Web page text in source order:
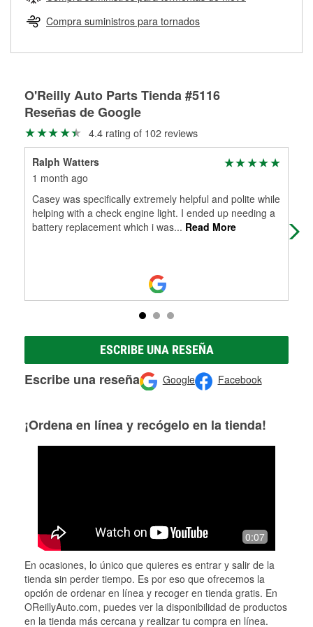
Herramientas de O'Reilly
pueden ser reutilizados, podemos ayudarte a encontrar las
partes de reemplazo correctas para tu reparación.
Rectificación de tambores y discos de freno
Compra suministros para tornados
O'Reilly Auto Parts Tienda #5116
Reseñas de Google
4.4 rating of 102 reviews
Ralph Watters
1 month ago
Casey was specifically extremely helpful and polite while
helping with a check engine light. I ended up needing a
battery replacement which i was... Read More
ESCRIBE UNA RESEÑA
Escribe una reseña Google Facebook
¡Ordena en línea y recógelo en la tienda!
0:07
En ocasiones, lo único que quieres es entrar y salir de la
tienda sin perder tiempo. Es por eso que ofrecemos la
opción de ordenar en línea y recoger en tienda gratis. En
OReillyAuto.com, puedes ver la disponibilidad de productos
en la tienda más cercana y realizar tu compra en línea.